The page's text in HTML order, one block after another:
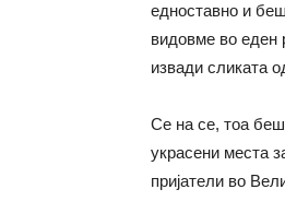
едноставно и
видовме во еден
извади сликата
Се на се, тоа
украсени места
пријатели во